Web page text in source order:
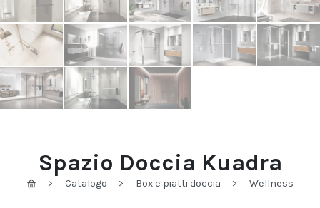
Spazio Doccia Kuadra
Catalogo Box e piatti doccia Wellness